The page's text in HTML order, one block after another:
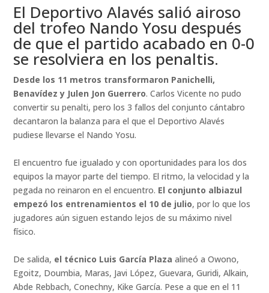
El Deportivo Alavés salió airoso
del trofeo Nando Yosu después
de que el partido acabado en 0-0
se resolviera en los penaltis.
Desde los 11 metros transformaron Panichelli,
Benavídez y Julen Jon Guerrero. Carlos Vicente no pudo
convertir su penalti, pero los 3 fallos del conjunto cántabro
decantaron la balanza para el que el Deportivo Alavés
pudiese llevarse el Nando Yosu.
El encuentro fue igualado y con oportunidades para los dos
equipos la mayor parte del tiempo. El ritmo, la velocidad y la
pegada no reinaron en el encuentro. El conjunto albiazul
empezó los entrenamientos el 10 de julio, por lo que los
jugadores aún siguen estando lejos de su máximo nivel
físico.
De salida, el técnico Luis García Plaza alineó a Owono,
Egoitz, Doumbia, Maras, Javi López, Guevara, Guridi, Alkain,
Abde Rebbach, Conechny, Kike García. Pese a que en el 11